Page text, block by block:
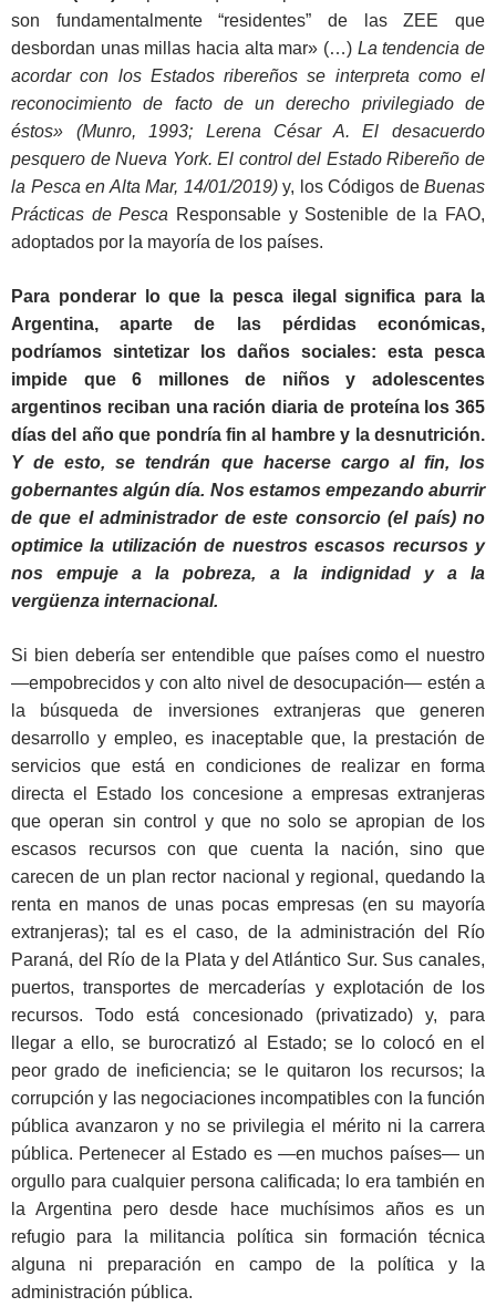
son fundamentalmente “residentes” de las ZEE que
desbordan unas millas hacia alta mar» (…) La tendencia de
acordar con los Estados ribereños se interpreta como el
reconocimiento de facto de un derecho privilegiado de
éstos»
(Munro, 1993; Lerena César A. El desacuerdo
pesquero de Nueva York. El control del Estado Ribereño de
la Pesca en Alta Mar, 14/01/2019)y, los Códigos de Buenas
Prácticas de Pesca Responsable y Sostenible de la FAO,
adoptados por la mayoría de los países.
Para ponderar lo que la pesca ilegal significa para la
Argentina, aparte de las pérdidas económicas,
podríamos sintetizar los daños sociales: esta pesca
impide que 6 millones de niños y adolescentes
argentinos reciban una ración diaria de proteína los 365
días del año que pondría fin al hambre y la desnutrición.
Y de esto, se tendrán que hacerse cargo al fin, los
gobernantes algún día. Nos estamos empezando aburrir
de que el administrador de este consorcio (el país) no
optimice la utilización de nuestros escasos recursos y
nos empuje a la pobreza, a la indignidad y a la
vergüenza internacional.
Si bien debería ser entendible que países como el nuestro
—empobrecidos y con alto nivel de desocupación— estén a
la búsqueda de inversiones extranjeras que generen
desarrollo y empleo, es inaceptable que, la prestación de
servicios que está en condiciones de realizar en forma
directa el Estado los concesione a empresas extranjeras
que operan sin control y que no solo se apropian de los
escasos recursos con que cuenta la nación, sino que
carecen de un plan rector nacional y regional, quedando la
renta en manos de unas pocas empresas (en su mayoría
extranjeras); tal es el caso, de la administración del Río
Paraná, del Río de la Plata y del Atlántico Sur. Sus canales,
puertos, transportes de mercaderías y explotación de los
recursos. Todo está concesionado (privatizado) y, para
llegar a ello, se burocratizó al Estado; se lo colocó en el
peor grado de ineficiencia; se le quitaron los recursos; la
corrupción y las negociaciones incompatibles con la función
pública avanzaron y no se privilegia el mérito ni la carrera
pública. Pertenecer al Estado es —en muchos países— un
orgullo para cualquier persona calificada; lo era también en
la Argentina pero desde hace muchísimos años es un
refugio para la militancia política sin formación técnica
alguna ni preparación en campo de la política y la
administración pública.